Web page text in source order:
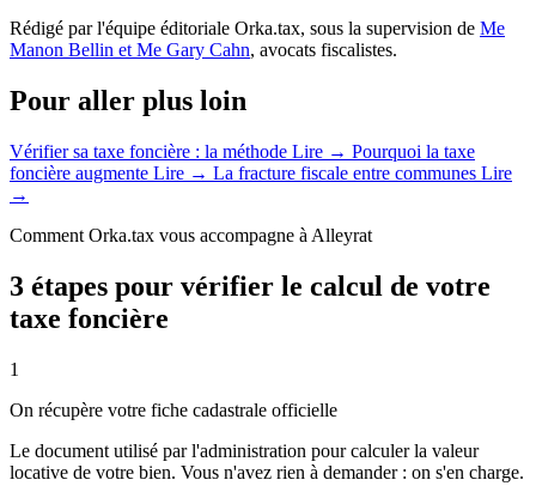
Rédigé par l'équipe éditoriale Orka.tax, sous la supervision de Me
Manon Bellin et Me Gary Cahn, avocats fiscalistes.
Pour aller plus loin
Vérifier sa taxe foncière : la méthode Lire → Pourquoi la taxe
foncière augmente Lire → La fracture fiscale entre communes Lire
→
Comment Orka.tax vous accompagne à Alleyrat
3 étapes pour vérifier le calcul de votre
taxe foncière
1
On récupère votre fiche cadastrale officielle
Le document utilisé par l'administration pour calculer la valeur
locative de votre bien. Vous n'avez rien à demander : on s'en charge.